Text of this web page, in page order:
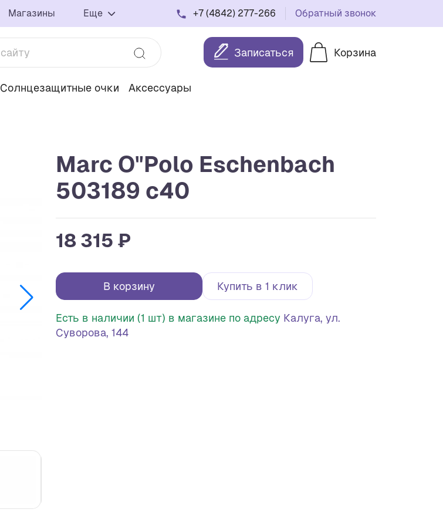
Магазины Еще +7 (4842) 277-266 Обратный звонок
Записаться Корзина
Солнцезащитные очки Аксессуары
Marc O"Polo Eschenbach
503189 c40
18 315 ₽
В корзину Купить в 1 клик
Есть в наличии (1 шт) в магазине по адресу Калуга, ул.
Суворова, 144